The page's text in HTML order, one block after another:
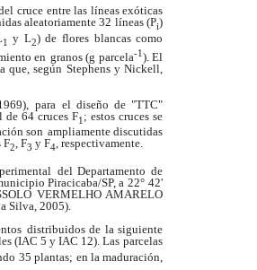
cruce entre las líneas exóticas
aleatoriamente 32 líneas (Pi)
1 y L2) de flores blancas como
en granos (g parcela-1). El
que, según Stephens y Nickell,
para el diseño de "TTC"
de 64 cruces F1 ; estos cruces se
son ampliamente discutidas
F2, F3 y F4, respectivamente.
del Departamento de
Piracicaba/SP, a 22° 42'
VERMELHO AMARELO
Silva, 2005).
distribuidos de la siguiente
(IAC 5 y IAC 12). Las parcelas
35 plantas; en la maduración,